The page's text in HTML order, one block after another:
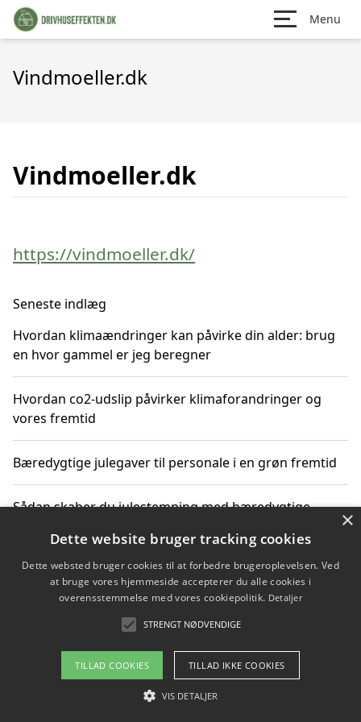
Menu
Vindmoeller.dk
Vindmoeller.dk
https://vindmoeller.dk/
Seneste indlæg
Hvordan klimaændringer kan påvirke din alder: brug
en hvor gammel er jeg beregner
Hvordan co2-udslip påvirker klimaforandringer og
vores fremtid
Bæredygtige julegaver til personale i en grøn fremtid
Sådan skaber du julestemning med bæredygtige
Sådan skaber du et bæredygtigt hjem med familien i
Copyright 2026 - Pilanto Aps
Om / kontakt
×
Dette website bruger tracking cookies
Dette websted bruger cookies til at forbedre brugeroplevelsen. Ved
at bruge vores hjemmeside accepterer du alle cookies i
overensstemmelse med vores cookiepolitik. Detaljer
STRENGT NØDVENDIGE
TILLAD COOKIES TILLAD IKKE COOKIES
VIS DETALJER